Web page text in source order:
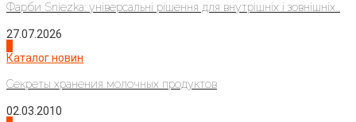
Фарби Sniezka: універсальні рішення для внутрішніх і зовнішніх...
27.07.2026
Каталог новин
Секреты хранения молочных продуктов
02.03.2010